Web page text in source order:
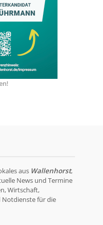
aus Wallenhorst,
News und Termine
Wirtschaft,
Notdienste für die